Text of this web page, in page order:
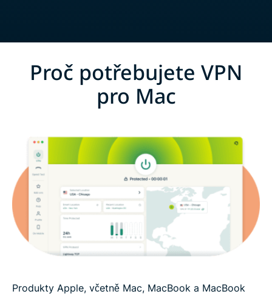
Proč potřebujete VPN
pro Mac
Produkty Apple, včetně Mac, MacBook a MacBook